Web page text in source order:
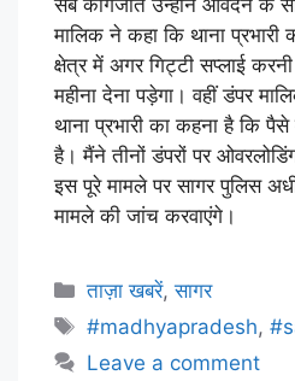
मालिक ने कहा कि थाना प्रभारी
क्षेत्र में अगर गिट्टी सप्लाई
महीना देना पड़ेगा। वहीं डंपर
थाना प्रभारी का कहना है कि
है। मैंने तीनों डंपरों पर
इस पूरे मामले पर सागर पुलिस
मामले की जांच करवाएंगे।
ताज़ा खबरें,सागर
#madhyapradesh,
Leave a comment